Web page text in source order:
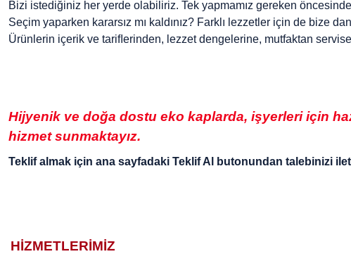
Bizi istediğiniz her yerde olabiliriz. Tek yapmamız gereken
Seçim yaparken kararsız mı kaldınız? Farklı lezzetler için de bize
Ürünlerin içerik ve tariﬂerinden, lezzet dengelerine, mutfaktan
Hijyenik ve doğa dostu eko kaplarda, işyerleri için
hizmet sunmaktayız.
Teklif almak için ana sayfadaki Teklif Al butonundan talebinizi
HİZMETLERİMİZ